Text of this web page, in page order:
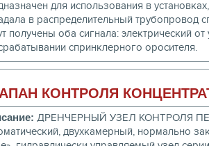
для использования в
в распределительный трубопровод
получены оба сигнала: электрический
спринклерного оросителя.
КОНТРОЛЯ
ДРЕНЧЕРНЫЙ УЗЕЛ КОНТРОЛЯ
двухкамерный, нормально